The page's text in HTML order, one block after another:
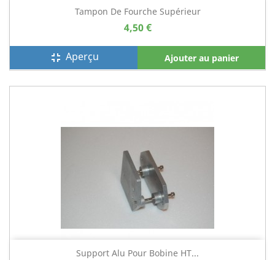
Tampon De Fourche Supérieur
4,50 €
fullscreen_exit Aperçu Ajouter au panier
Support Alu Pour Bobine HT...